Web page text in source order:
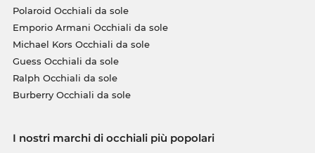
Polaroid Occhiali da sole
Emporio Armani Occhiali da sole
Michael Kors Occhiali da sole
Guess Occhiali da sole
Ralph Occhiali da sole
Burberry Occhiali da sole
I nostri marchi di occhiali più popolari